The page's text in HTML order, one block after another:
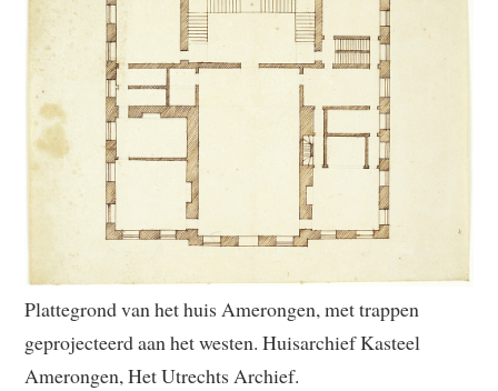
Plattegrond van het huis Amerongen, met trappen
geprojecteerd aan het westen. Huisarchief Kasteel
Amerongen, Het Utrechts Archief.